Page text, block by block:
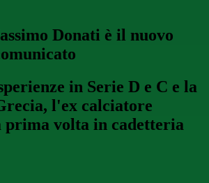
Donati è il nuovo
in Serie D e C e la
l'ex calciatore
prima volta in cadetteria